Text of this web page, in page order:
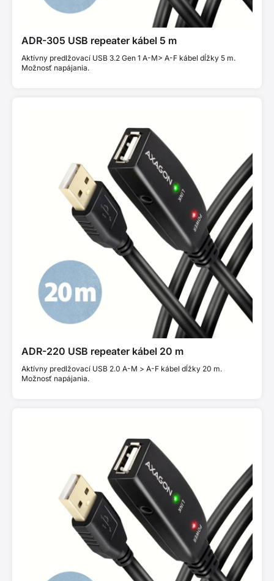
ADR-305 USB repeater kábel 5 m
Aktívny predlžovací USB 3.2 Gen 1 A-M> A-F kábel dĺžky 5 m.
Možnosť napájania.
ADR-220 USB repeater kábel 20 m
Aktívny predlžovací USB 2.0 A-M > A-F kábel dĺžky 20 m.
Možnosť napájania.